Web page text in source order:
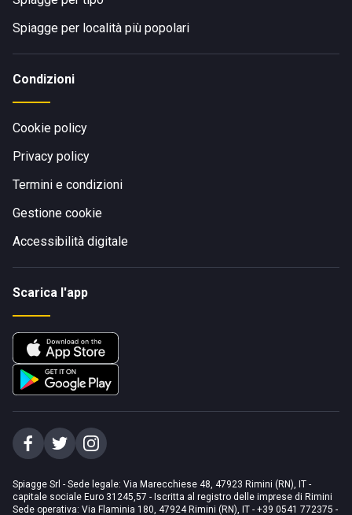
Spiagge per località più popolari
Condizioni
Cookie policy
Privacy policy
Termini e condizioni
Gestione cookie
Accessibilità digitale
Scarica l'app
Spiagge Srl - Sede legale: Via Marecchiese 48, 47923 Rimini (RN), IT -
capitale sociale Euro 31245,57 - Iscritta al registro delle imprese di Rimini
Sede operativa: Via Flaminia 180, 47924 Rimini (RN), IT - +39 0541 772375 -